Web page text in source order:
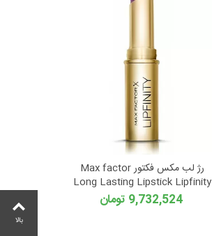
رژ لب مکس فکتور Max factor
Long Lasting Lipstick Lipfinity
9,732,524 تومان
بالا